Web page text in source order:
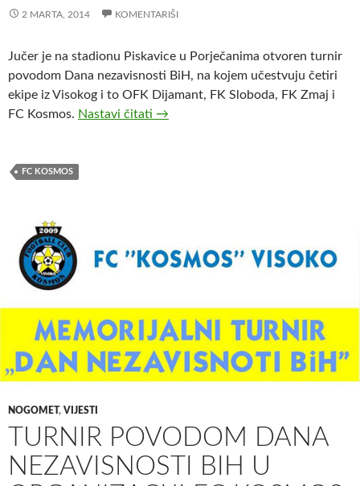
2 MARTA, 2014 KOMENTARIŠI
Jučer je na stadionu Piskavice u Porječanima otvoren turnir
povodom Dana nezavisnosti BiH, na kojem učestvuju četiri
ekipe iz Visokog i to OFK Dijamant, FK Sloboda, FK Zmaj i
FC Kosmos. Nastavi čitati Turnir povodom Dana nezavisnosti
→
FC KOSMOS
NOGOMET, VIJESTI
TURNIR POVODOM DANA
NEZAVISNOSTI BIH U